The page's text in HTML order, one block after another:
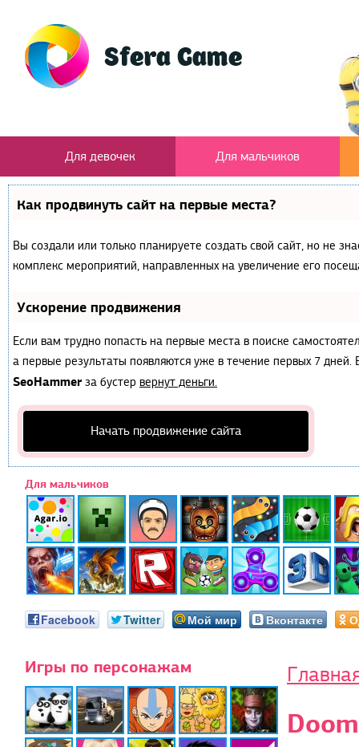
Для девочек Для мальчиков
Как продвинуть сайт на первые места?
Вы создали или только планируете создать свой сайт, но не
комплекс мероприятий, направленных на увеличение его
Ускорение продвижения
Если вам трудно попасть на первые места в поиске
а первые результаты появляются уже в течение первых 7
SeoHammerза бустер вернут деньги.
Начать продвижение сайта
Для мальчиков
Facebook Twitter Мой мир Вконтакте
Игры по персонажам
Doom